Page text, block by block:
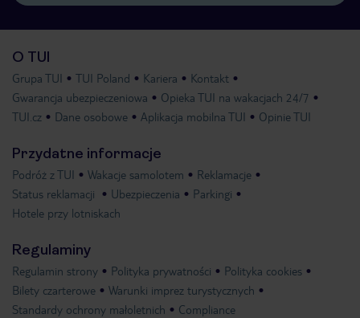
O TUI
Grupa TUI TUI Poland Kariera
Kontakt
Gwarancja ubezpieczeniowa
Opieka TUI na wakacjach 24/7
TUI.cz
Dane osobowe Aplikacja mobilna TUI Opinie TUI
Przydatne informacje
Podróż z TUI Wakacje samolotem
Reklamacje
Status reklamacji
Ubezpieczenia
Parkingi
Hotele przy lotniskach
Regulaminy
Regulamin strony Polityka prywatności
Polityka cookies
Bilety czarterowe
Warunki imprez turystycznych
Standardy ochrony małoletnich
Compliance